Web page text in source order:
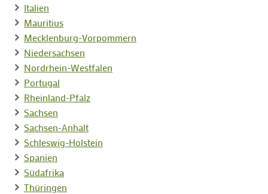
Italien
Mauritius
Mecklenburg-Vorpommern
Niedersachsen
Nordrhein-Westfalen
Portugal
Rheinland-Pfalz
Sachsen
Sachsen-Anhalt
Schleswig-Holstein
Spanien
Südafrika
Thüringen